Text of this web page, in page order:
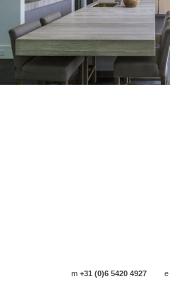
m+31 (0)6 5420 4927 e